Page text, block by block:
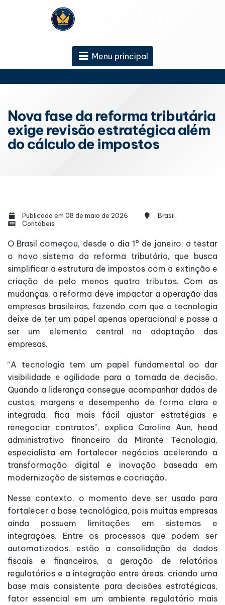
Menu principal
Nova fase da reforma tributária
exige revisão estratégica além
do cálculo de impostos
Publicado em 08 de maio de 2026
Brasil
Contábeis
O Brasil começou, desde o dia 1° de janeiro, a testar
o novo sistema da reforma tributária, que busca
simplificar a estrutura de impostos com a extinção e
criação de pelo menos quatro tributos. Com as
mudanças, a reforma deve impactar a operação das
empresas brasileiras, fazendo com que a tecnologia
deixe de ter um papel apenas operacional e passe a
ser um elemento central na adaptação das
empresas.
“A tecnologia tem um papel fundamental ao dar
visibilidade e agilidade para a tomada de decisão.
Quando a liderança consegue acompanhar dados de
custos, margens e desempenho de forma clara e
integrada, fica mais fácil ajustar estratégias e
renegociar contratos”, explica Caroline Aun, head
administrativo financeiro da Mirante Tecnologia,
especialista em fortalecer negócios acelerando a
transformação digital e inovação baseada em
modernização de sistemas e cocriação.
Nesse contexto, o momento deve ser usado para
fortalecer a base tecnológica, pois muitas empresas
ainda possuem limitações em sistemas e
integrações. Entre os processos que podem ser
automatizados, estão a consolidação de dados
fiscais e financeiros, a geração de relatórios
regulatórios e a integração entre áreas, criando uma
base mais consistente para decisões estratégicas,
fator essencial em um ambiente regulatório mais